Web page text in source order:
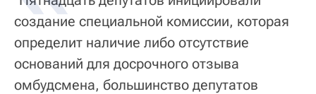
создание специальной комиссии, которая
определит наличие либо отсутствие
оснований для досрочного отзыва
омбудсмена, большинство депутатов